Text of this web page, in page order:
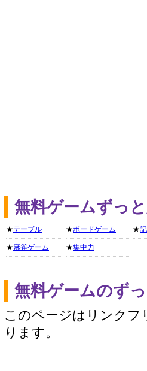
無料ゲームずっ
★テーブル
★麻雀ゲーム
★ボードゲーム
★集中力
★
無料ゲームのず
このページはリンクフ
ります。